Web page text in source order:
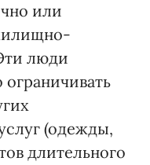
или
люди
(одежды,
длительного